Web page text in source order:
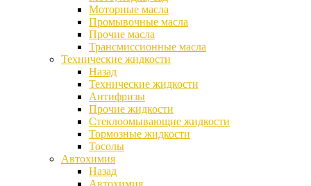
Моторные масла
Промывочные масла
Прочие масла
Трансмиссионные масла
Технические жидкости
Назад
Технические жидкости
Антифризы
Прочие жидкости
Стеклоомывающие жидкости
Тормозные жидкости
Тосолы
Автохимия
Назад
Автохимия